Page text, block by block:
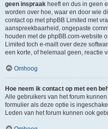
geen inspraak heeft en dus in geen
worden over hoe, waar en door wie
contact op met phpBB Limited met
aanspreekbaarheid, ongepaste
houden met de phpBB.com-website
Limited toch e-mailt over deze
een korte, of helemaal geen, reactie
Omhoog
Hoe neem ik contact op met een
Alle gebruikers van het forum
formulier als deze optie is
Leden van het forum kunnen ook